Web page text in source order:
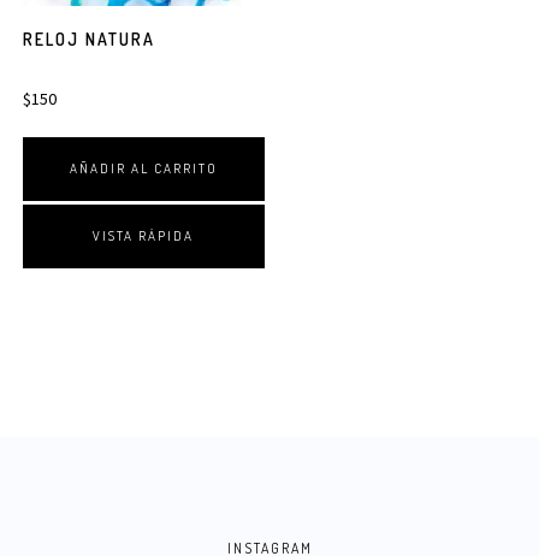
RELOJ NATURA
$150
AÑADIR AL CARRITO
VISTA RÁPIDA
INSTAGRAM